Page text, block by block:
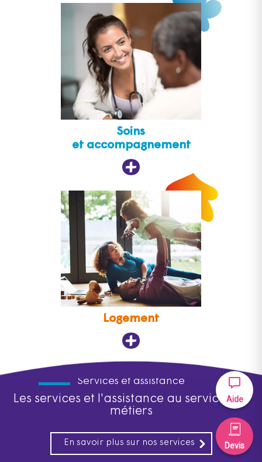
Aide
Devis
Soins
et accompagnement
Logement
Services et assistance
Les services et l'assistance au service des
métiers
En savoir plus sur nos services